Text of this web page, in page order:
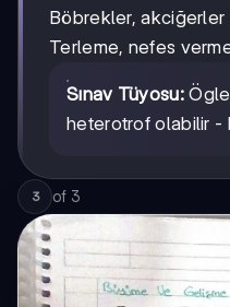
Böbrekler, akciğerler
Terleme, nefes
Sınav Tüyosu:
heterotrof olabilir -
3 of 3